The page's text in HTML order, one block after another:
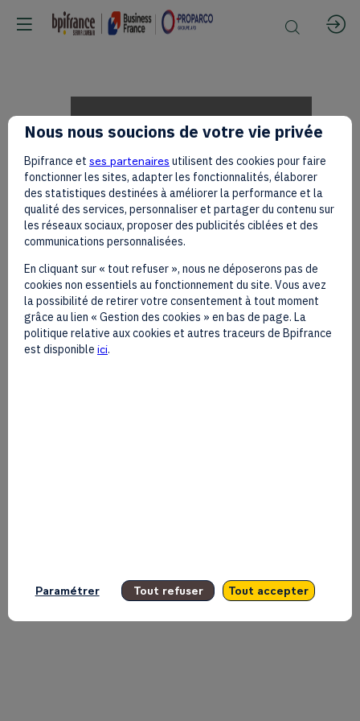
Discours
3
-
Dr
de
la
Nous nous soucions de votre vie privée
Bpifrance et ses partenaires utilisent des cookies pour faire
fonctionner les sites, adapter les fonctionnalités, élaborer
des statistiques destinées à améliorer la performance et la
qualité des services, personnaliser et partager du contenu sur
les réseaux sociaux, proposer des publicités ciblées et des
communications personnalisées.
En cliquant sur « tout refuser », nous ne déposerons pas de
cookies non essentiels au fonctionnement du site. Vous avez
la possibilité de retirer votre consentement à tout moment
grâce au lien « Gestion des cookies » en bas de page. La
politique relative aux cookies et autres traceurs de Bpifrance
est disponible ici.
Paramétrer Tout refuser Tout accepter